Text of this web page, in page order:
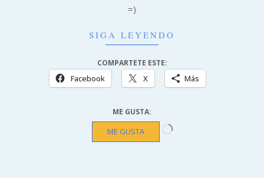
=)
SIGA LEYENDO
COMPARTETE ESTE:
Facebook X Más
ME GUSTA:
ME GUSTA Cargando...